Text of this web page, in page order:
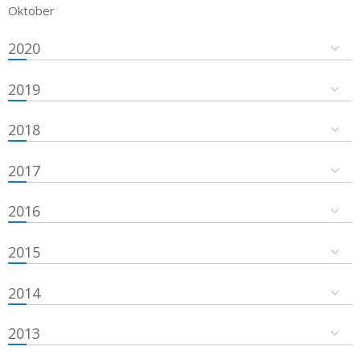
Oktober
2020
2019
2018
2017
2016
2015
2014
2013